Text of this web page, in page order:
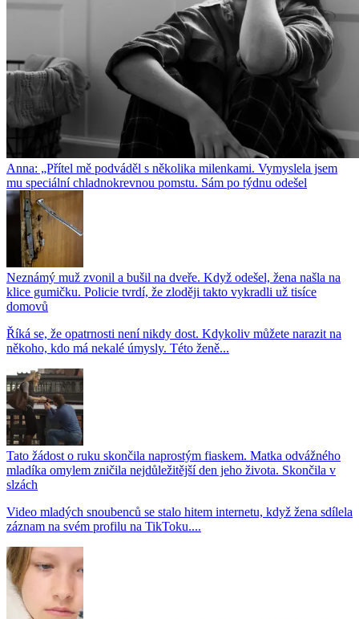
Anna: „Přítel mě podváděl s několika milenkami. Vymyslela jsem
mu speciální chladnokrevnou pomstu. Sám po týdnu odešel
Neznámý muž zvonil a bušil na dveře. Když odešel, žena našla na
klice gumičku. Policie tvrdí, že zloději takto vykradli už tisíce
domovů
Říká se, že opatrnosti není nikdy dost. Kdykoliv můžete narazit na
někoho, kdo má nekalé úmysly. Této ženě...
Tato žádost o ruku skončila naprostým fiaskem. Matka odvážného
mladíka omylem zničila nejdůležitější den jeho života. Skončila v
slzách
Video mladých snoubenců se stalo hitem internetu, když žena sdílela
záznam na svém profilu na TikToku....